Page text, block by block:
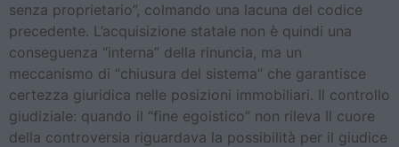
senza proprietario”, colmando una lacuna del codice
precedente. L’acquisizione statale non è quindi una
conseguenza “interna” della rinuncia, ma un
meccanismo di “chiusura del sistema” che garantisce
certezza giuridica nelle posizioni immobiliari. Il controllo
giudiziale: quando il “fine egoistico” non rileva Il cuore
della controversia riguardava la possibilità per il giudice